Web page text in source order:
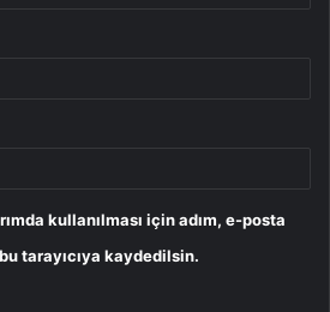
kullanılması için adım, e-posta
tarayıcıya kaydedilsin.